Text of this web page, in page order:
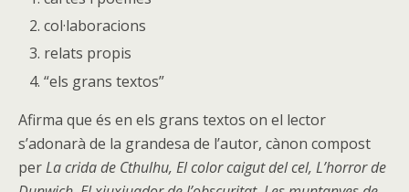
col·laboracions
relats propis
“els grans textos”
Afirma que és en els grans textos on el lector
s’adonarà de la grandesa de l’autor, cànon compost
perLa crida de Cthulhu, El color caigut del cel, L’horror de